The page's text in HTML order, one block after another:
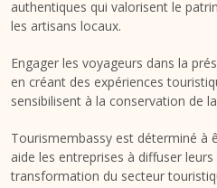
authentiques qui valorisent le
les artisans locaux.
Engager les voyageurs dans la
en créant des expériences
sensibilisent à la conservation de
Tourismembassy est déterminé à
aide les entreprises à diffuser
transformation du secteur